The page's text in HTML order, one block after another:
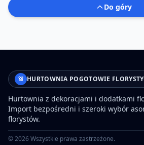
Do góry
HURTOWNIA POGOTOWIE
Hurtownia z dekoracjami i dodatkami
Import bezpośredni i szeroki wybór
florystów.
©2026Wszystkie prawa zastrzeżone.